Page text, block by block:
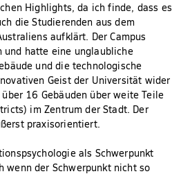
Highlights, da ich finde, dass es
die Studierenden aus dem
aufklärt. Der Campus
und hatte eine unglaubliche
und die technologische
Geist der Universität wider
16 Gebäuden über weite Teile
im Zentrum der Stadt. Der
praxisorientiert.
als Schwerpunkt
wenn der Schwerpunkt nicht so